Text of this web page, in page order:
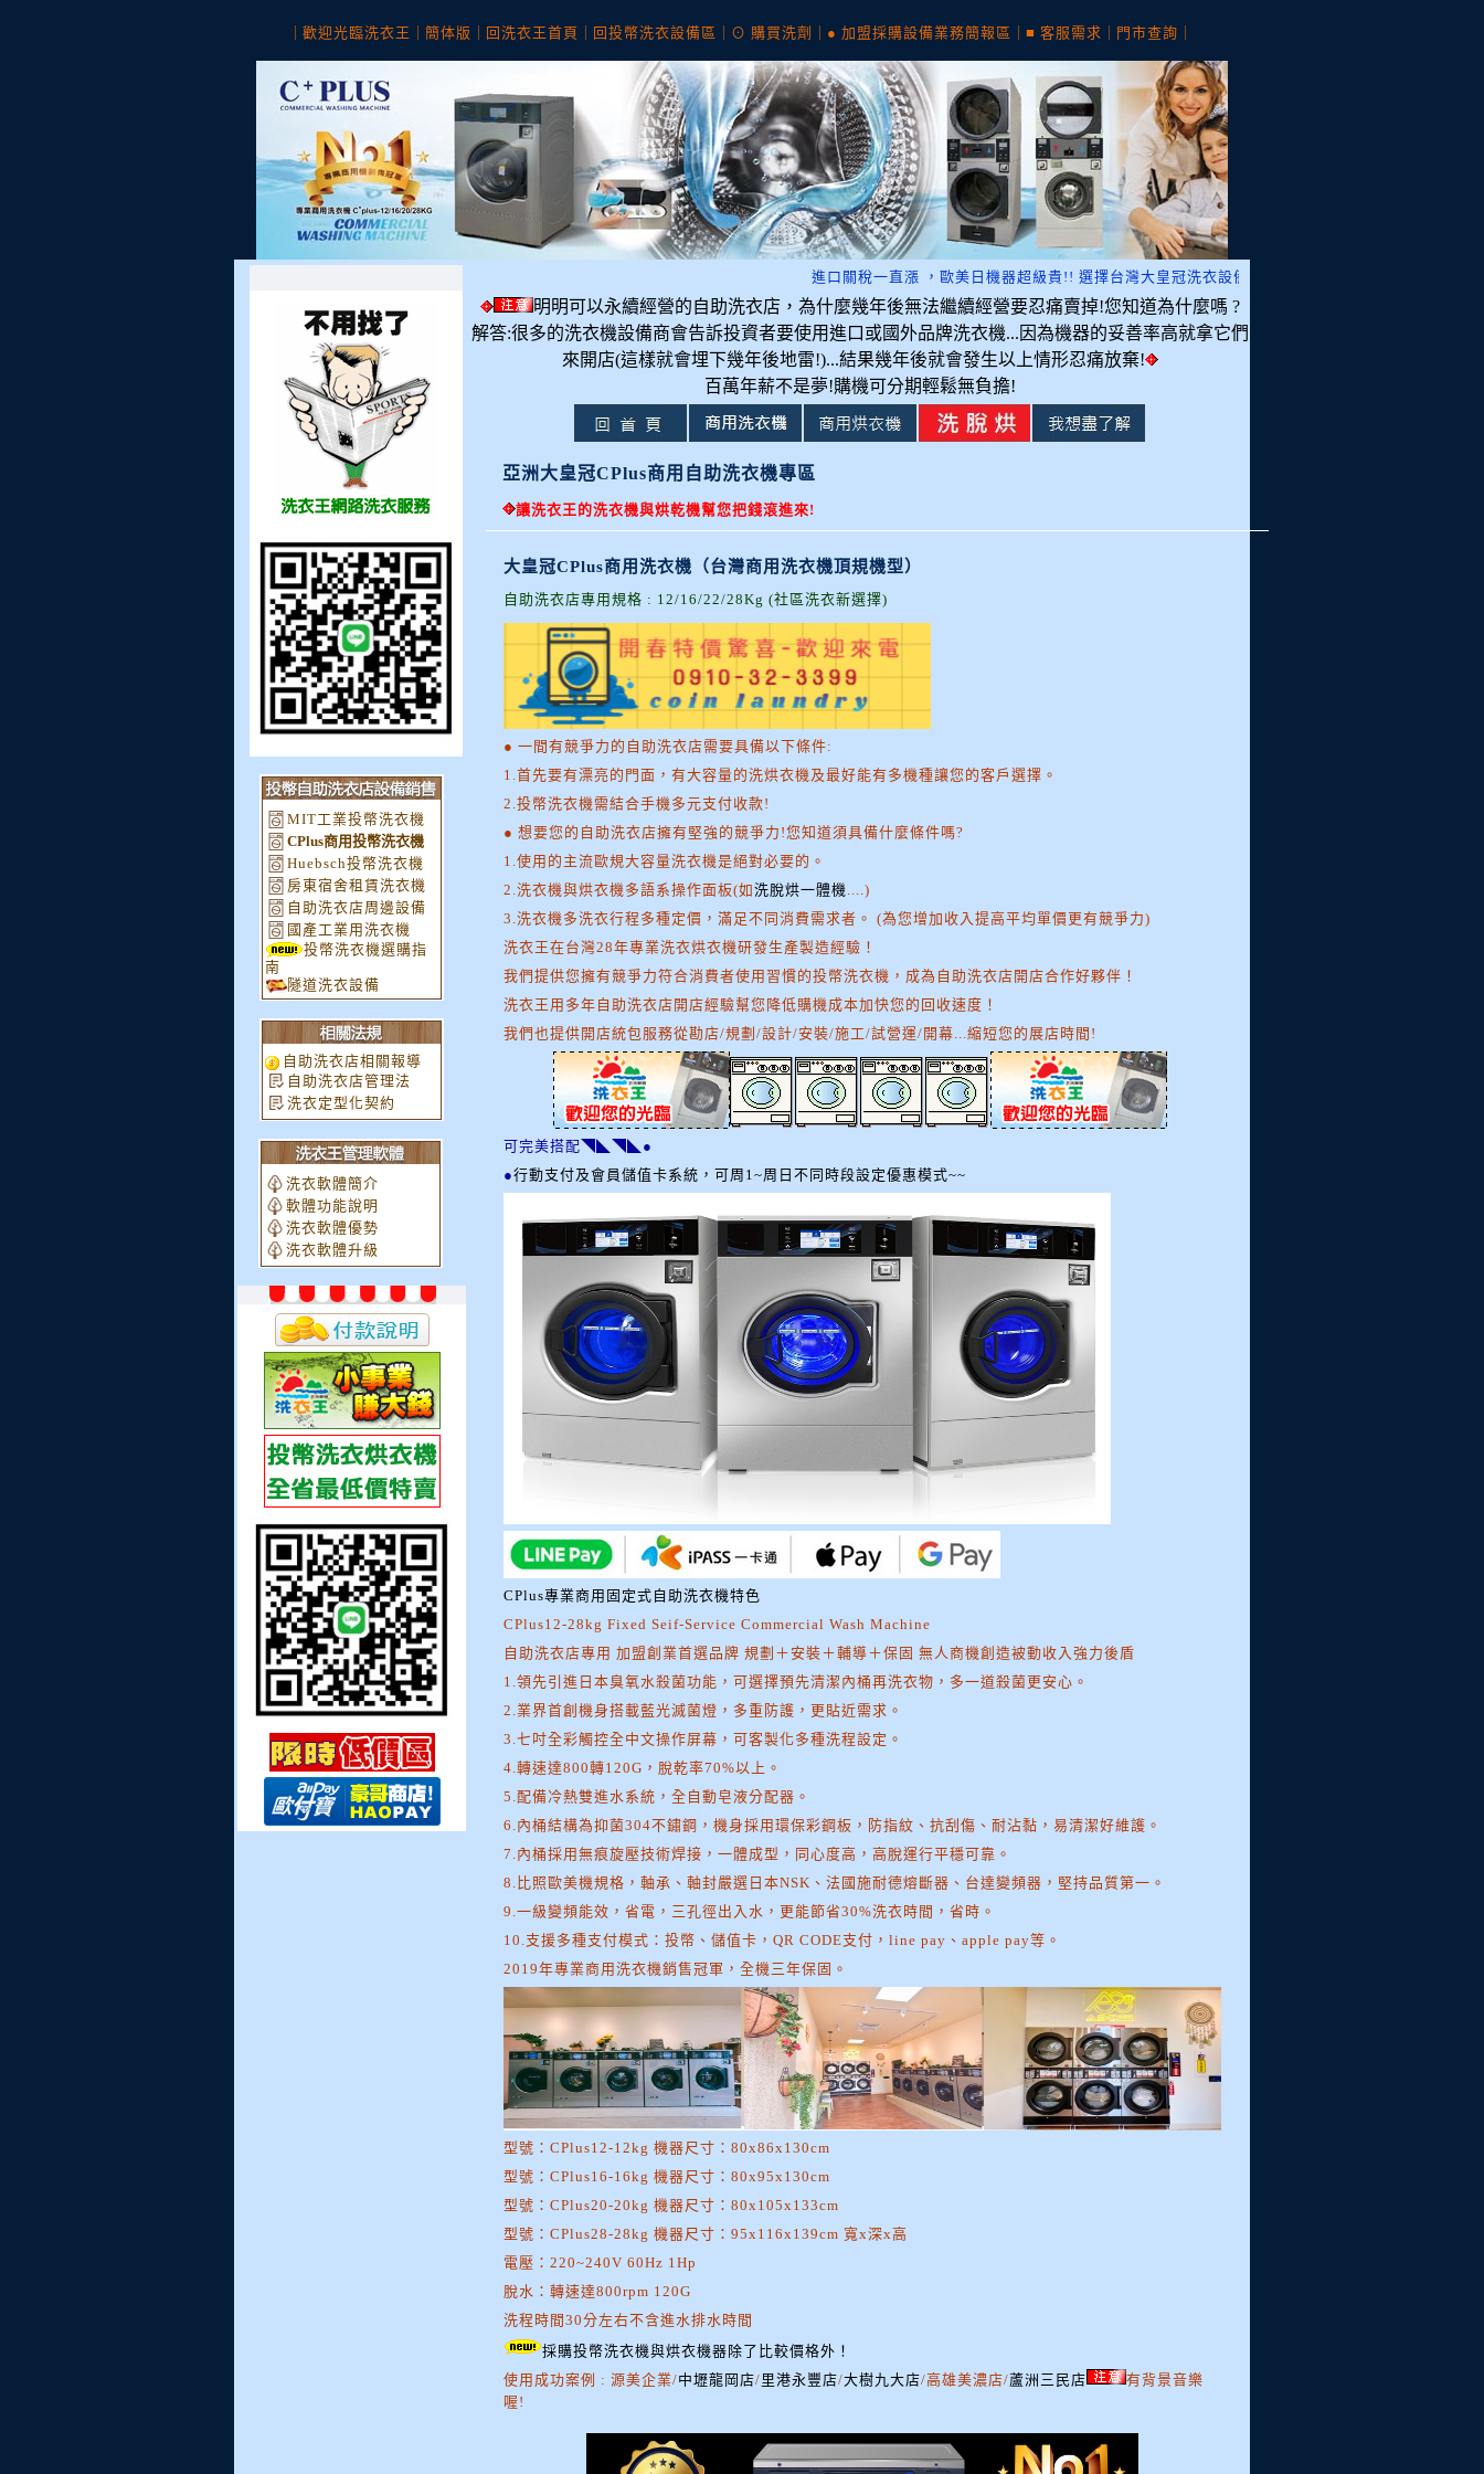
歡迎光臨洗衣王 簡体版 回洗衣王首頁 回投幣洗衣設備區 ⊙ 購買洗劑 ● 加盟採購設備業務簡報區 ■ 客服需求 門市查詢
MIT工業投幣洗衣機
CPlus商用投幣洗衣機
Huebsch投幣洗衣機
房東宿舍租賃洗衣機
自助洗衣店周邊設備
國產工業用洗衣機
投幣洗衣機選購指
南
隧道洗衣設備
自助洗衣店相關報導
自助洗衣店管理法
洗衣定型化契約
洗衣軟體簡介
軟體功能說明
洗衣軟體優勢
洗衣軟體升級
進口關稅一直漲 ，歐美日機器超級貴!! 選擇台灣大皇冠洗衣設備快速回本! 全台超過百家店近千台案例。
明明可以永續經營的自助洗衣店，為什麼幾年後無法繼續經營要忍痛賣掉!您知道為什麼嗎 ?
解答:很多的洗衣機設備商會告訴投資者要使用進口或國外品牌洗衣機...因為機器的妥善率高就拿它們
來開店(這樣就會埋下幾年後地雷!)...結果幾年後就會發生以上情形忍痛放棄!
百萬年薪不是夢!購機可分期輕鬆無負擔!
亞洲大皇冠CPlus商用自助洗衣機專區
讓洗衣王的洗衣機與烘乾機幫您把錢滾進來!
大皇冠CPlus商用洗衣機（台灣商用洗衣機頂規機型）
自助洗衣店專用規格 : 12/16/22/28Kg (社區洗衣新選擇)
● 一間有競爭力的自助洗衣店需要具備以下條件:
1.首先要有漂亮的門面，有大容量的洗烘衣機及最好能有多機種讓您的客戶選擇。
2.投幣洗衣機需結合手機多元支付收款!
● 想要您的自助洗衣店擁有堅強的競爭力!您知道須具備什麼條件嗎?
1.使用的主流歐規大容量洗衣機是絕對必要的。
2.洗衣機與烘衣機多語系操作面板(如洗脫烘一體機 ....)
3.洗衣機多洗衣行程多種定價，滿足不同消費需求者。 (為您增加收入提高平均單價更有競爭力)
洗衣王在台灣28年專業洗衣烘衣機研發生產製造經驗！
我們提供您擁有競爭力符合消費者使用習慣的投幣洗衣機，成為自助洗衣店開店合作好夥伴！
洗衣王用多年自助洗衣店開店經驗幫您降低購機成本加快您的回收速度！
我們也提供開店統包服務從勘店/規劃/設計/安裝/施工/試營運/開幕...縮短您的展店時間!
可完美搭配◥◣◥◣●
●行動支付及會員儲值卡系統，可周1~周日不同時段設定優惠模式~~
CPlus專業商用固定式自助洗衣機特色
CPlus12-28kg Fixed Seif-Service Commercial Wash Machine
自助洗衣店專用 加盟創業首選品牌 規劃＋安裝＋輔導＋保固 無人商機創造被動收入強力後盾
1.領先引進日本臭氧水殺菌功能，可選擇預先清潔內桶再洗衣物，多一道殺菌更安心。
2.業界首創機身搭載藍光滅菌燈，多重防護，更貼近需求。
3.七吋全彩觸控全中文操作屏幕，可客製化多種洗程設定。
4.轉速達800轉120G，脫乾率70%以上。
5.配備冷熱雙進水系統，全自動皂液分配器。
6.內桶結構為抑菌304不鏽鋼，機身採用環保彩鋼板，防指紋、抗刮傷、耐沾黏，易清潔好維護。
7.內桶採用無痕旋壓技術焊接，一體成型，同心度高，高脫運行平穩可靠。
8.比照歐美機規格，軸承、軸封嚴選日本NSK、法國施耐德熔斷器、台達變頻器，堅持品質第一。
9.一級變頻能效，省電，三孔徑出入水，更能節省30%洗衣時間，省時。
10.支援多種支付模式：投幣、儲值卡，QR CODE支付，line pay、apple pay等。
2019年專業商用洗衣機銷售冠軍，全機三年保固。
型號：CPlus12-12kg 機器尺寸：80x86x130cm
型號：CPlus16-16kg 機器尺寸：80x95x130cm
型號：CPlus20-20kg 機器尺寸：80x105x133cm
型號：CPlus28-28kg 機器尺寸：95x116x139cm 寬x深x高
電壓：220~240V 60Hz 1Hp
脫水：轉速達800rpm 120G
洗程時間30分左右不含進水排水時間
採購投幣洗衣機與烘衣機器除了比較價格外！
使用成功案例 : 源美企業/中壢龍岡店/里港永豐店/大樹九大店/高雄美濃店/蘆洲三民店
有背景音樂
喔!